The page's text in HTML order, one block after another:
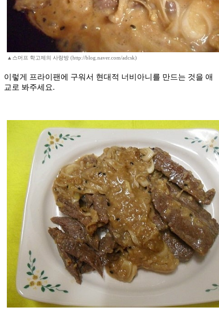
▲스머프 학고제의 사랑방 (http://blog.naver.com/adcsk)
이렇게 프라이팬에 구워서 현대적 너비아니를 만드는 것을 애
교로 봐주세요.